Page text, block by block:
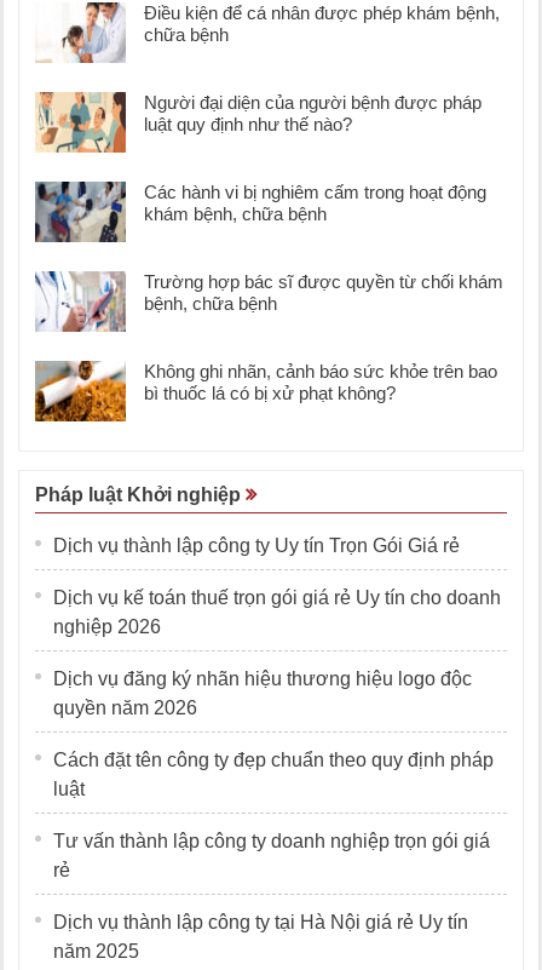
Điều kiện để cá nhân được phép khám bệnh,
chữa bệnh
Người đại diện của người bệnh được pháp
luật quy định như thế nào?
Các hành vi bị nghiêm cấm trong hoạt động
khám bệnh, chữa bệnh
Trường hợp bác sĩ được quyền từ chối khám
bệnh, chữa bệnh
Không ghi nhãn, cảnh báo sức khỏe trên bao
bì thuốc lá có bị xử phạt không?
Pháp luật Khởi nghiệp
Dịch vụ thành lập công ty Uy tín Trọn Gói Giá rẻ
Dịch vụ kế toán thuế trọn gói giá rẻ Uy tín cho doanh
nghiệp 2026
Dịch vụ đăng ký nhãn hiệu thương hiệu logo độc
quyền năm 2026
Cách đặt tên công ty đẹp chuẩn theo quy định pháp
luật
Tư vấn thành lập công ty doanh nghiệp trọn gói giá
rẻ
Dịch vụ thành lập công ty tại Hà Nội giá rẻ Uy tín
năm 2025